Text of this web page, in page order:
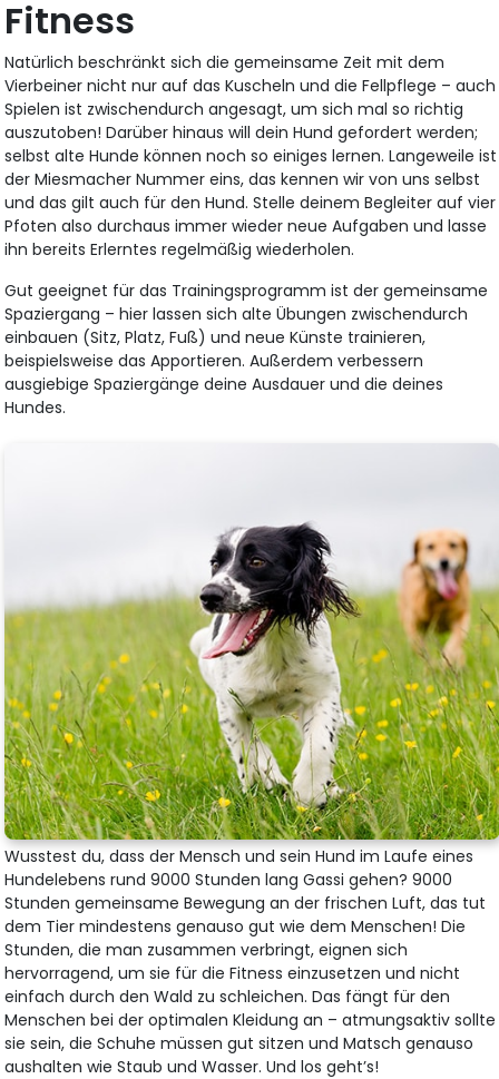
Fitness
Natürlich beschränkt sich die gemeinsame Zeit mit dem
Vierbeiner nicht nur auf das Kuscheln und die Fellpflege – auch
Spielen ist zwischendurch angesagt, um sich mal so richtig
auszutoben! Darüber hinaus will dein Hund gefordert werden;
selbst alte Hunde können noch so einiges lernen. Langeweile ist
der Miesmacher Nummer eins, das kennen wir von uns selbst
und das gilt auch für den Hund. Stelle deinem Begleiter auf vier
Pfoten also durchaus immer wieder neue Aufgaben und lasse
ihn bereits Erlerntes regelmäßig wiederholen.
Gut geeignet für das Trainingsprogramm ist der gemeinsame
Spaziergang – hier lassen sich alte Übungen zwischendurch
einbauen (Sitz, Platz, Fuß) und neue Künste trainieren,
beispielsweise das Apportieren. Außerdem verbessern
ausgiebige Spaziergänge deine Ausdauer und die deines
Hundes.
Wusstest du, dass der Mensch und sein Hund im Laufe eines
Hundelebens rund 9000 Stunden lang Gassi gehen? 9000
Stunden gemeinsame Bewegung an der frischen Luft, das tut
dem Tier mindestens genauso gut wie dem Menschen! Die
Stunden, die man zusammen verbringt, eignen sich
hervorragend, um sie für die Fitness einzusetzen und nicht
einfach durch den Wald zu schleichen. Das fängt für den
Menschen bei der optimalen Kleidung an – atmungsaktiv sollte
sie sein, die Schuhe müssen gut sitzen und Matsch genauso
aushalten wie Staub und Wasser. Und los geht’s!